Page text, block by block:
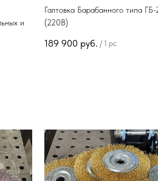
и
Галтовка Барабанного типа
(220В)
189 900 руб. / 1 pc